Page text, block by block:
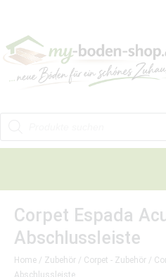
Corpet Espada
Abschlussleiste
Home / Zubehör / Corpet - Zubehör /
Abschlussleiste